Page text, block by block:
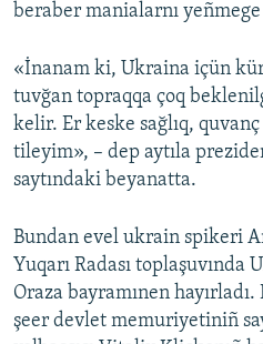
beraber manialarnı yeñmege
«İnanam ki, Ukraina içün
tuvğan topraqqa çoq
kelir. Er keske sağlıq,
tileyim», – dep aytıla
saytındaki beyanatta.
Bundan evel ukrain spikeri
Yuqarı Radası toplaşuvında
Oraza bayramınen
şeer devlet memuriyetiniñ